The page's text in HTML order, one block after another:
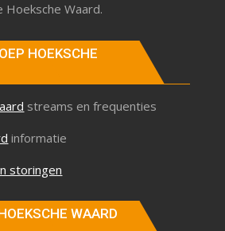
Hoeksche Waard.
HOEKSCHE
streams en frequenties
informatie
storingen
WAARD